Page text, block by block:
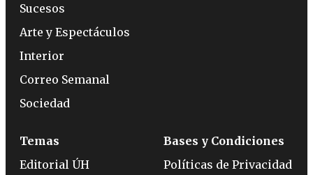
Sucesos
Arte y Espectáculos
Interior
Correo Semanal
Sociedad
Temas
Editorial ÚH
Bases y Condiciones
Políticas de Privacidad